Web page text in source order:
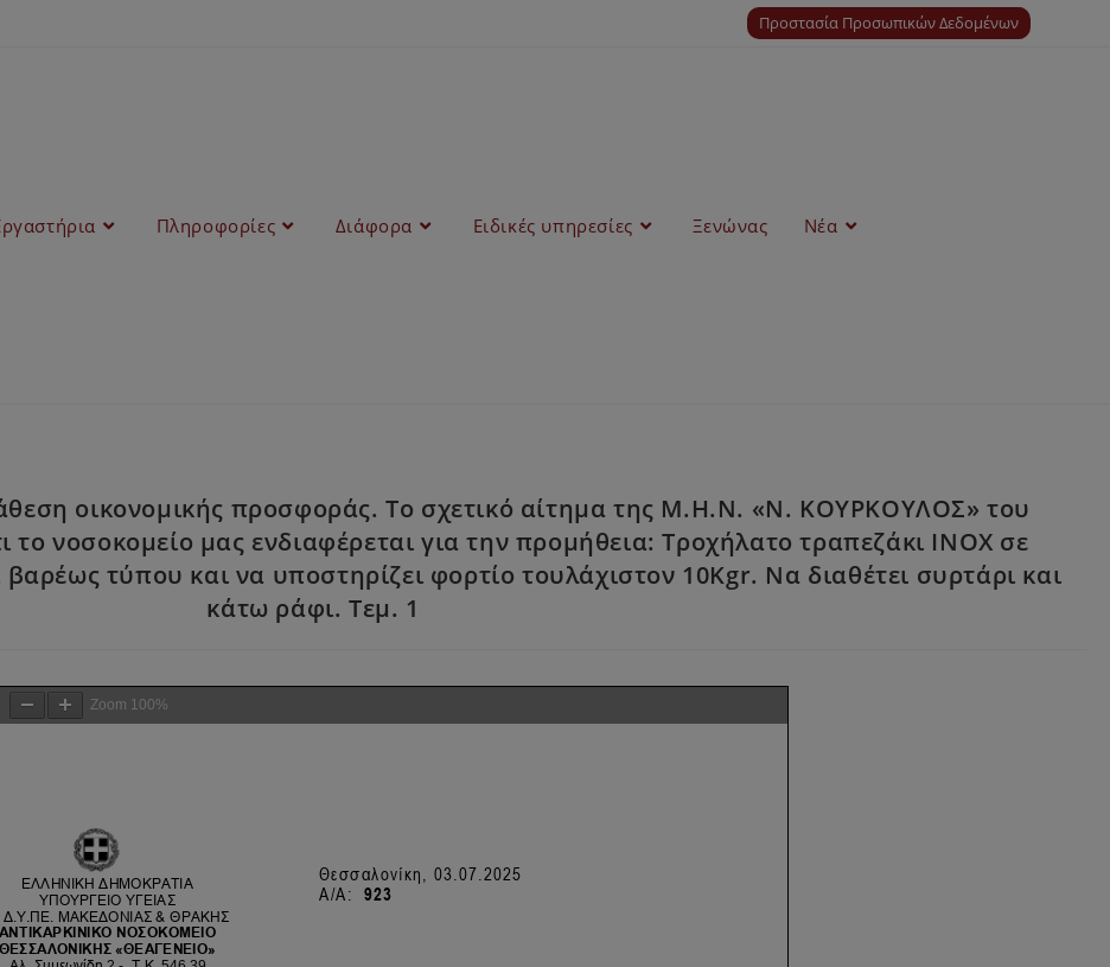
Προστασία Προσωπικών Δεδομένων
Πληροφορίες Διάφορα Ειδικές υπηρεσίες Ξενώνας Νέα
οικονομικής προσφοράς. Το σχετικό αίτημα της Μ.Η.Ν. «Ν. ΚΟΥΡΚΟΥΛΟΣ» του
νοσοκομείο μας ενδιαφέρεται για την προμήθεια: Τροχήλατο τραπεζάκι INOX σε
τύπου και να υποστηρίζει φορτίο τουλάχιστον 10Kgr. Να διαθέτει συρτάρι και
κάτω ράφι. Τεμ. 1
Zoom 100%